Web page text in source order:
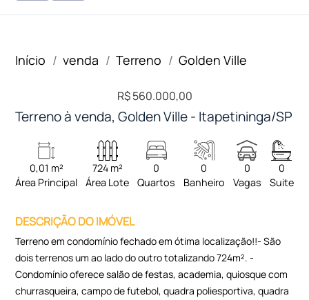
Início venda Terreno Golden Ville
R$ 560.000,00
Terreno à venda, Golden Ville - Itapetininga/SP
0,01 m²
Área Principal
724 m²
Área Lote
0
Quartos
0
Banheiro
0
Vagas
0
Suite
DESCRIÇÃO DO IMÓVEL
Terreno em condomínio fechado em ótima localização!!- São
dois terrenos um ao lado do outro totalizando 724m². -
Condomínio oferece salão de festas, academia, quiosque com
churrasqueira, campo de futebol, quadra poliesportiva, quadra